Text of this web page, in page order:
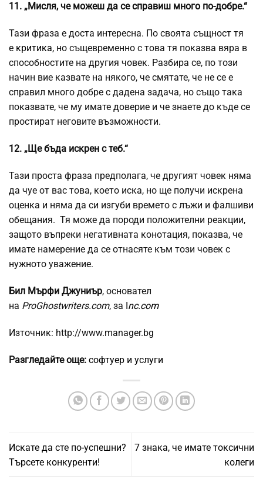
11. „Мисля, че можеш да се справиш много по-добре.“
Тази фраза е доста интересна. По своята същност тя
е критика, но същевременно с това тя показва вяра в
способностите на другия човек. Разбира се, по този
начин вие казвате на някого, че смятате, че не се е
справил много добре с дадена задача, но също така
показвате, че му имате доверие и че знаете до къде се
простират неговите възможности.
12. „Ще бъда искрен с теб.“
Тази проста фраза предполага, че другият човек няма
да чуе от вас това, което иска, но ще получи искрена
оценка и няма да си изгуби времето с лъжи и фалшиви
обещания. Тя може да породи положителни реакции,
защото въпреки негативната конотация, показва, че
имате намерение да се отнасяте към този човек с
нужното уважение.
Бил Мърфи Джуниър, основател
на ProGhostwriters.com, за nc.com
Източник: http://www.manager.bg
Разгледайте още: софтуер и услуги
Искате да сте по-успешни?
Търсете конкуренти!
7 знака, че имате токсични
колеги